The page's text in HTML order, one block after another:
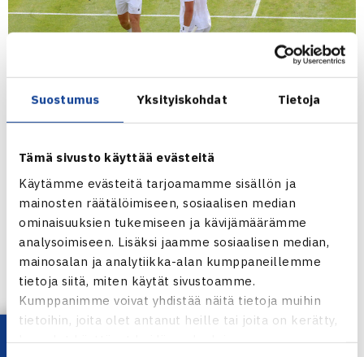
Suostumus Yksityiskohdat Tietoja
Tämä sivusto käyttää evästeitä
Käytämme evästeitä tarjoamamme sisällön ja
mainosten räätälöimiseen, sosiaalisen median
ominaisuuksien tukemiseen ja kävijämäärämme
analysoimiseen. Lisäksi jaamme sosiaalisen median,
mainosalan ja analytiikka-alan kumppaneillemme
tietoja siitä, miten käytät sivustoamme.
Kumppanimme voivat yhdistää näitä tietoja muihin
tietoihin, joita olet antanut heille tai joita on kerätty,
kun olet käyttänyt heidän palvelujaan.
LONDON, ENGLAND – JULY 05: Henry Patten of Great
Britain and Harri Heliovaara of Finland interact against
Adam Pavlasek of Czechia and Patrik Rikl of Czechia
during their Gentlemen’s Doubles third round match on day
seven of The Championships Wimbledon 2026 at All
England Lawn Tennis and Croquet Club on July 05, 2026 in
London, England. (Photo by Jan Kruger/Getty Images)